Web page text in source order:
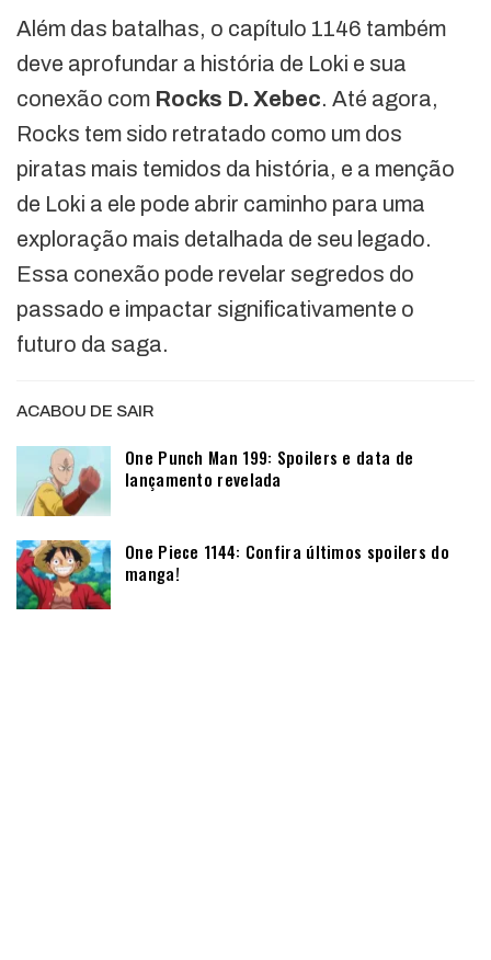
Além das batalhas, o capítulo 1146 também
deve aprofundar a história de Loki e sua
conexão com Rocks D. Xebec. Até agora,
Rocks tem sido retratado como um dos
piratas mais temidos da história, e a menção
de Loki a ele pode abrir caminho para uma
exploração mais detalhada de seu legado.
Essa conexão pode revelar segredos do
passado e impactar significativamente o
futuro da saga.
ACABOU DE SAIR
One Punch Man 199: Spoilers e data de
lançamento revelada
One Piece 1144: Confira últimos spoilers do
manga!